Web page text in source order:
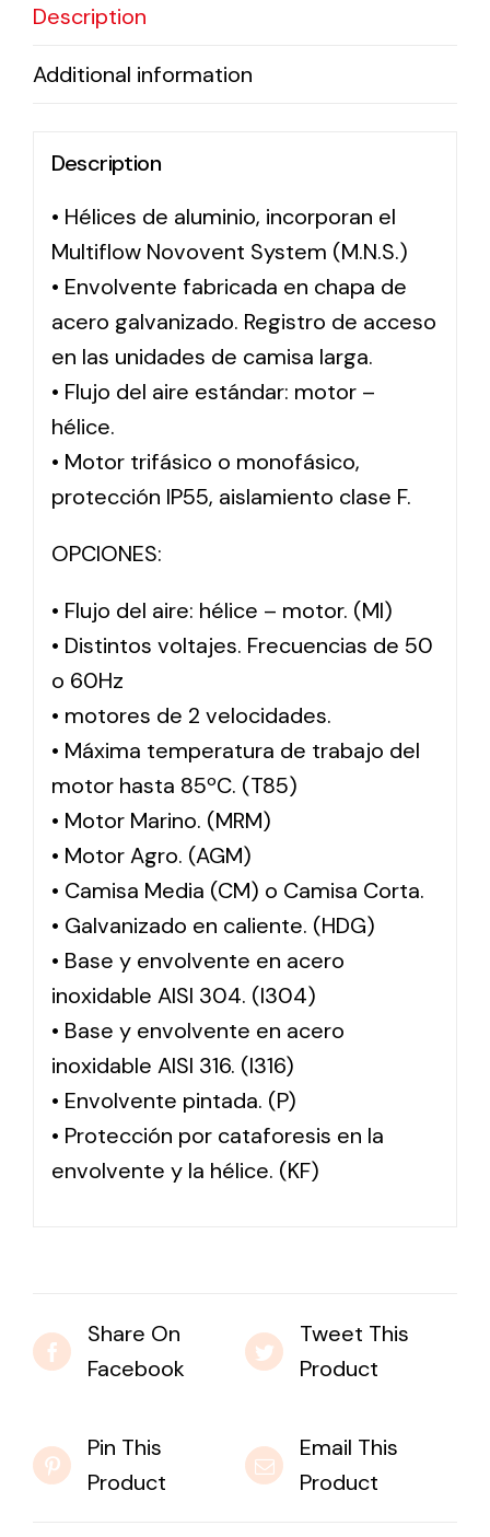
Variety of solar solutions for all kinds of needs.
Description
Additional information
Description
• Hélices de aluminio, incorporan el
Multiflow Novovent System (M.N.S.)
• Envolvente fabricada en chapa de
acero galvanizado. Registro de acceso
en las unidades de camisa larga.
• Flujo del aire estándar: motor –
hélice.
• Motor trifásico o monofásico,
protección IP55, aislamiento clase F.
OPCIONES:
• Flujo del aire: hélice – motor. (MI)
• Distintos voltajes. Frecuencias de 50
o 60Hz
• motores de 2 velocidades.
• Máxima temperatura de trabajo del
motor hasta 85ºC. (T85)
• Motor Marino. (MRM)
• Motor Agro. (AGM)
• Camisa Media (CM) o Camisa Corta.
• Galvanizado en caliente. (HDG)
• Base y envolvente en acero
inoxidable AISI 304. (I304)
• Base y envolvente en acero
inoxidable AISI 316. (I316)
• Envolvente pintada. (P)
• Protección por cataforesis en la
envolvente y la hélice. (KF)
Share On
Facebook
Tweet This
Product
Pin This
Product
Email This
Product